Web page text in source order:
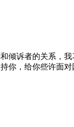
倾诉者的关系，
你，给你些许面